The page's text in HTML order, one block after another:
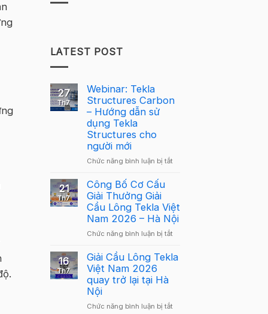
.
LATEST POST
27
Th7
Webinar: Tekla
Structures Carbon
– Hướng dẫn sử
dụng Tekla
Structures cho
người mới
Chức năng bình luận bị tắtở
Carbon
–
Hướng
dẫn
dụng
21
Th7
Công Bố Cơ Cấu
Giải Thưởng Giải
Cầu Lông Tekla Việt
Nam 2026 – Hà Nội
Chức năng bình luận bị tắtở
Bố
Giải
16
Th7
Giải Cầu Lông Tekla
Việt Nam 2026
quay trở lại tại Hà
Nội
Chức năng bình luận bị tắtở